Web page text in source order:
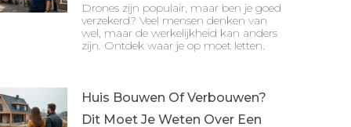
Drones zijn populair, maar ben je goed
verzekerd? Veel mensen denken van
wel, maar de werkelijkheid kan anders
zijn. Ontdek waar je op moet letten.
Huis Bouwen Of Verbouwen?
Dit Moet Je Weten Over Een